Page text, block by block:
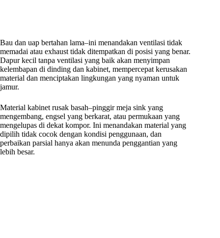
Bau dan uap bertahan lama–ini menandakan ventilasi tidak
memadai atau exhaust tidak ditempatkan di posisi yang benar.
Dapur kecil tanpa ventilasi yang baik akan menyimpan
kelembapan di dinding dan kabinet, mempercepat kerusakan
material dan menciptakan lingkungan yang nyaman untuk
jamur.
Material kabinet rusak basah–pinggir meja sink yang
mengembang, engsel yang berkarat, atau permukaan yang
mengelupas di dekat kompor. Ini menandakan material yang
dipilih tidak cocok dengan kondisi penggunaan, dan
perbaikan parsial hanya akan menunda penggantian yang
lebih besar.